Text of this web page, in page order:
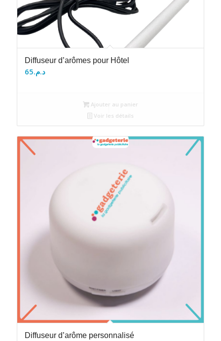
Diffuseur d’arômes pour Hôtel
د.م.65
Ajouter au panier
Voir les détails
Diffuseur d’arôme personnalisé